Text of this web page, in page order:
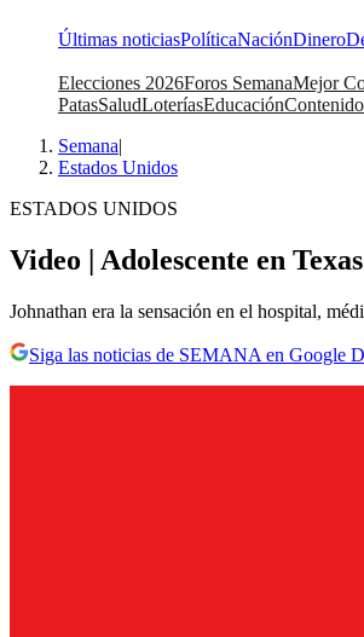
Últimas noticiasPolíticaNaciónDinero
Elecciones 2026Foros SemanaMejor
PatasSaludLoteríasEducación
Semana|
Estados Unidos
ESTADOS UNIDOS
Video | Adolescente en
Johnathan era la sensación en el hospital,
Siga las noticias de SEMANA en Google